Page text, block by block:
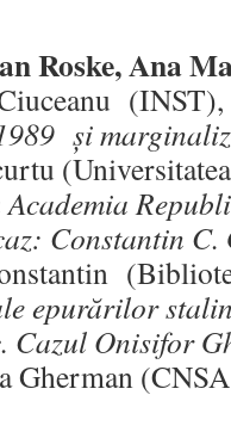
Roske, Ana
şi
Constantin C.
epurărilor
Cazul Onisifor
Gherman